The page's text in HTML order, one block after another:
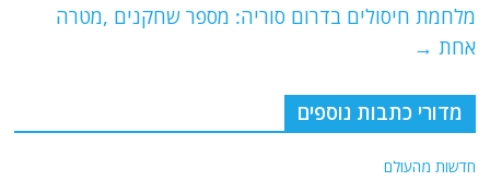
k
מלחמת חיסולים בדרום סוריה: מספר שחקנים ,מטרה
אחת →
מדורי כתבות נוספים
חדשות מהעולם